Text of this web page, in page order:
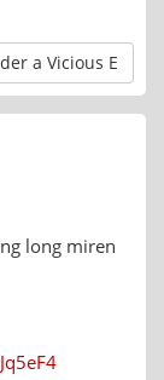
a Vicious E
long miren